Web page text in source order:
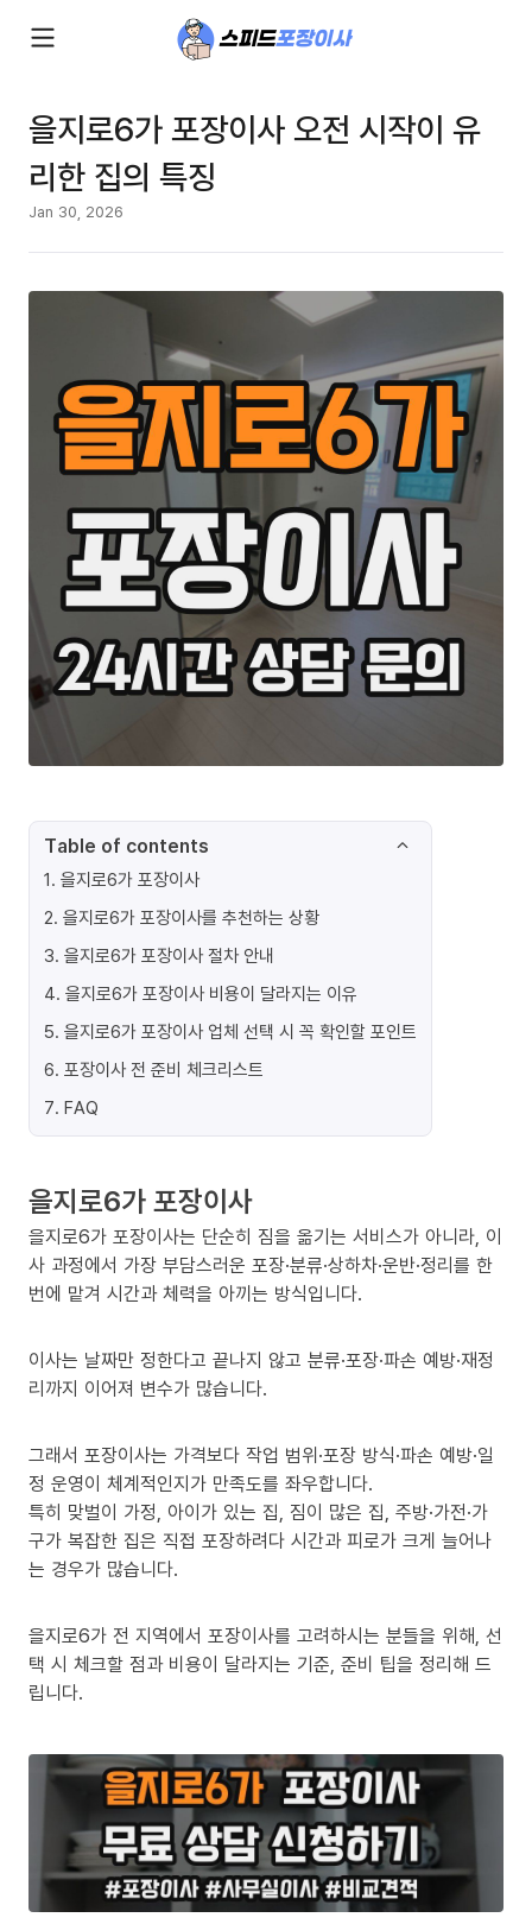
을지로6가 포장이사 오전 시작이 유
리한 집의 특징
Jan 30, 2026
Table of contents
1. 을지로6가 포장이사
2. 을지로6가 포장이사를 추천하는 상황
3. 을지로6가 포장이사 절차 안내
4. 을지로6가 포장이사 비용이 달라지는 이유
5. 을지로6가 포장이사 업체 선택 시 꼭 확인할 포인트
6. 포장이사 전 준비 체크리스트
7. FAQ
을지로6가 포장이사
을지로6가 포장이사는 단순히 짐을 옮기는 서비스가 아니라, 이
사 과정에서 가장 부담스러운 포장·분류·상하차·운반·정리를 한
번에 맡겨 시간과 체력을 아끼는 방식입니다.
이사는 날짜만 정한다고 끝나지 않고 분류·포장·파손 예방·재정
리까지 이어져 변수가 많습니다.
그래서 포장이사는 가격보다 작업 범위·포장 방식·파손 예방·일
정 운영이 체계적인지가 만족도를 좌우합니다.
특히 맞벌이 가정, 아이가 있는 집, 짐이 많은 집, 주방·가전·가
구가 복잡한 집은 직접 포장하려다 시간과 피로가 크게 늘어나
는 경우가 많습니다.
을지로6가 전 지역에서 포장이사를 고려하시는 분들을 위해, 선
택 시 체크할 점과 비용이 달라지는 기준, 준비 팁을 정리해 드
립니다.